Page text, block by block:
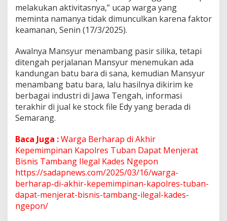
M
e
n
i
d
a
k
P
e
r
t
a
n
g
n
I
l
melakukan aktivitasnya,” ucap warga yang
meminta namanya tidak dimunculkan karena faktor
keamanan, Senin (17/3/2025).
Awalnya Mansyur menambang pasir silika, tetapi
ditengah perjalanan Mansyur menemukan ada
kandungan batu bara di sana, kemudian Mansyur
menambang batu bara, lalu hasilnya dikirim ke
berbagai industri di Jawa Tengah, informasi
terakhir di jual ke stock file Edy yang berada di
Semarang.
Baca Juga :Warga Berharap di Akhir
Kepemimpinan Kapolres Tuban Dapat Menjerat
Bisnis Tambang Ilegal Kades Ngepon
https://sadapnews.com/2025/03/16/warga-
berharap-di-akhir-kepemimpinan-kapolres-tuban-
dapat-menjerat-bisnis-tambang-ilegal-kades-
ngepon/